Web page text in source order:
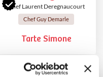
Chef Laurent Deregnaucourt
Chef Guy Demarle
Tarte Simone